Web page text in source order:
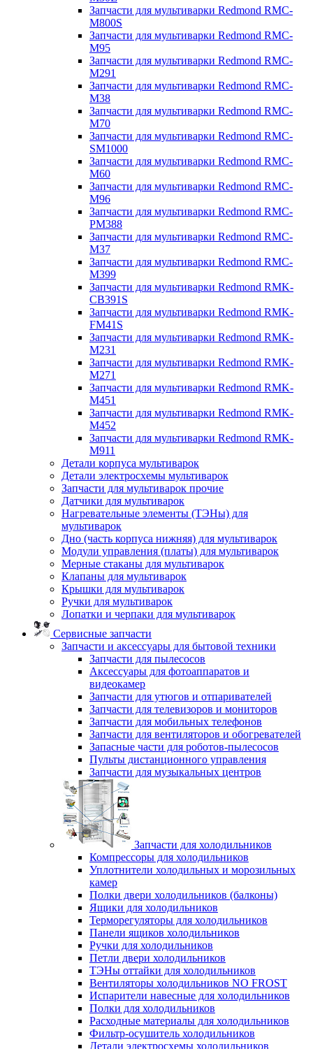
Запчасти для мультиварки Redmond RMC-
M800S
Запчасти для мультиварки Redmond RMC-
M95
Запчасти для мультиварки Redmond RMC-
M291
Запчасти для мультиварки Redmond RMC-
M38
Запчасти для мультиварки Redmond RMC-
M70
Запчасти для мультиварки Redmond RMC-
SM1000
Запчасти для мультиварки Redmond RMC-
M60
Запчасти для мультиварки Redmond RMC-
M96
Запчасти для мультиварки Redmond RMC-
PM388
Запчасти для мультиварки Redmond RMC-
M37
Запчасти для мультиварки Redmond RMC-
M399
Запчасти для мультиварки Redmond RMK-
CB391S
Запчасти для мультиварки Redmond RMK-
FM41S
Запчасти для мультиварки Redmond RMK-
M231
Запчасти для мультиварки Redmond RMK-
M271
Запчасти для мультиварки Redmond RMK-
M451
Запчасти для мультиварки Redmond RMK-
M452
Запчасти для мультиварки Redmond RMK-
M911
Детали корпуса мультиварок
Детали электросхемы мультиварок
Запчасти для мультиварок прочие
Датчики для мультиварок
Нагревательные элементы (ТЭНы) для
мультиварок
Дно (часть корпуса нижняя) для мультиварок
Модули управления (платы) для мультиварок
Мерные стаканы для мультиварок
Клапаны для мультиварок
Крышки для мультиварок
Ручки для мультиварок
Лопатки и черпаки для мультиварок
Сервисные запчасти
Запчасти и аксессуары для бытовой техники
Запчасти для пылесосов
Аксессуары для фотоаппаратов и
видеокамер
Запчасти для утюгов и отпаривателей
Запчасти для телевизоров и мониторов
Запчасти для мобильных телефонов
Запчасти для вентиляторов и обогревателей
Запасные части для роботов-пылесосов
Пульты дистанционного управления
Запчасти для музыкальных центров
Запчасти для холодильников
Компрессоры для холодильников
Уплотнители холодильных и морозильных
камер
Полки двери холодильников (балконы)
Ящики для холодильников
Терморегуляторы для холодильников
Панели ящиков холодильников
Ручки для холодильников
Петли двери холодильников
ТЭНы оттайки для холодильников
Вентиляторы холодильников NO FROST
Испарители навесные для холодильников
Полки для холодильников
Расходные материалы для холодильников
Фильтр-осушитель холодильников
Детали электросхемы холодильников